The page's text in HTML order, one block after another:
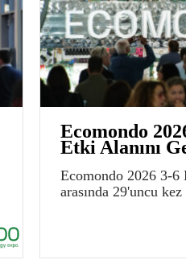
Ecomondo
Etki Alanını
Ecomondo 2026 3-6
arasında 29'uncu